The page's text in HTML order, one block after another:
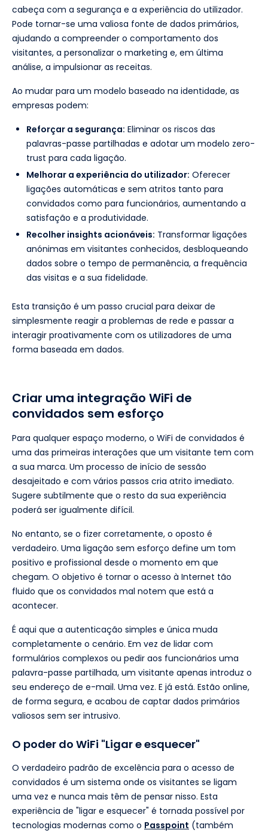
cabeça com a segurança e a experiência do utilizador.
Pode tornar-se uma valiosa fonte de dados primários,
ajudando a compreender o comportamento dos
visitantes, a personalizar o marketing e, em última
análise, a impulsionar as receitas.
Ao mudar para um modelo baseado na identidade, as
empresas podem:
Reforçar a segurança: Eliminar os riscos das
palavras-passe partilhadas e adotar um modelo zero-
trust para cada ligação.
Melhorar a experiência do utilizador: Oferecer
ligações automáticas e sem atritos tanto para
convidados como para funcionários, aumentando a
satisfação e a produtividade.
Recolher insights acionáveis: Transformar ligações
anónimas em visitantes conhecidos, desbloqueando
dados sobre o tempo de permanência, a frequência
das visitas e a sua fidelidade.
Esta transição é um passo crucial para deixar de
simplesmente reagir a problemas de rede e passar a
interagir proativamente com os utilizadores de uma
forma baseada em dados.
Criar uma integração WiFi de
convidados sem esforço
Para qualquer espaço moderno, o WiFi de convidados é
uma das primeiras interações que um visitante tem com
a sua marca. Um processo de início de sessão
desajeitado e com vários passos cria atrito imediato.
Sugere subtilmente que o resto da sua experiência
poderá ser igualmente difícil.
No entanto, se o fizer corretamente, o oposto é
verdadeiro. Uma ligação sem esforço define um tom
positivo e profissional desde o momento em que
chegam. O objetivo é tornar o acesso à Internet tão
fluido que os convidados mal notem que está a
acontecer.
É aqui que a autenticação simples e única muda
completamente o cenário. Em vez de lidar com
formulários complexos ou pedir aos funcionários uma
palavra-passe partilhada, um visitante apenas introduz o
seu endereço de e-mail. Uma vez. E já está. Estão online,
de forma segura, e acabou de captar dados primários
valiosos sem ser intrusivo.
O poder do WiFi "Ligar e esquecer"
O verdadeiro padrão de excelência para o acesso de
convidados é um sistema onde os visitantes se ligam
uma vez e nunca mais têm de pensar nisso. Esta
experiência de "ligar e esquecer" é tornada possível por
tecnologias modernas como o Passpoint (também